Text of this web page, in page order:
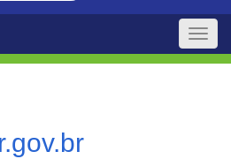
Toggle